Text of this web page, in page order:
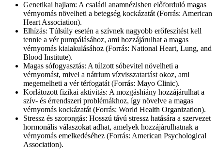
Genetikai hajlam: A családi anamnézisben előforduló magas
vérnyomás növelheti a betegség kockázatát (Forrás: American
Heart Association).
Elhízás: Túlsúly esetén a szívnek nagyobb erőfeszítést kell
tennie a vér pumpálásához, ami hozzájárulhat a magas
vérnyomás kialakulásához (Forrás: National Heart, Lung, and
Blood Institute).
Magas sófogyasztás: A túlzott sóbevitel növelheti a
vérnyomást, mivel a nátrium vízvisszatartást okoz, ami
megemelheti a vér térfogatát (Forrás: Mayo Clinic).
Korlátozott fizikai aktivitás: A mozgáshiány hozzájárulhat a
szív- és érrendszeri problémákhoz, így növelve a magas
vérnyomás kockázatát (Forrás: World Health Organization).
Stressz és szorongás: Hosszú távú stressz hatására a szervezet
hormonális válaszokat adhat, amelyek hozzájárulhatnak a
vérnyomás emelkedéséhez (Forrás: American Psychological
Association).